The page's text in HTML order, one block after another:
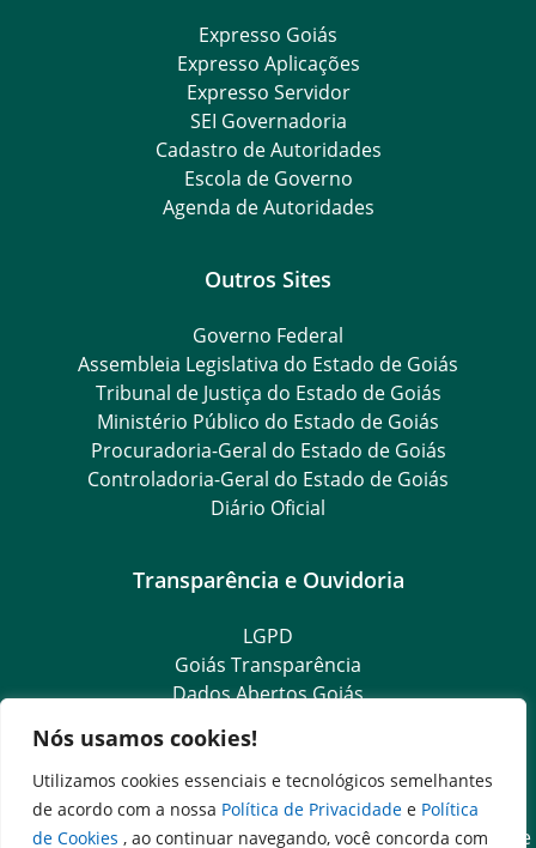
Nós usamos cookies!
Utilizamos cookies essenciais e tecnológicos semelhantes
de acordo com a nossa Política de Privacidade e Política
de Cookies , ao continuar navegando, você concorda com
Expresso Goiás
Expresso Aplicações
Expresso Servidor
SEI Governadoria
Cadastro de Autoridades
Escola de Governo
Agenda de Autoridades
Outros Sites
Governo Federal
Assembleia Legislativa do Estado de Goiás
Tribunal de Justiça do Estado de Goiás
Ministério Público do Estado de Goiás
Procuradoria-Geral do Estado de Goiás
Controladoria-Geral do Estado de Goiás
Diário Oficial
Transparência e Ouvidoria
LGPD
Goiás Transparência
Dados Abertos Goiás
Ouvidoria Geral
SIC – Serviço de Informação ao Cidadão
e-SIC – Serviço Eletrônico de Informação ao Cidadão
Acesso às Informações das Organizações Sociais de Saúde